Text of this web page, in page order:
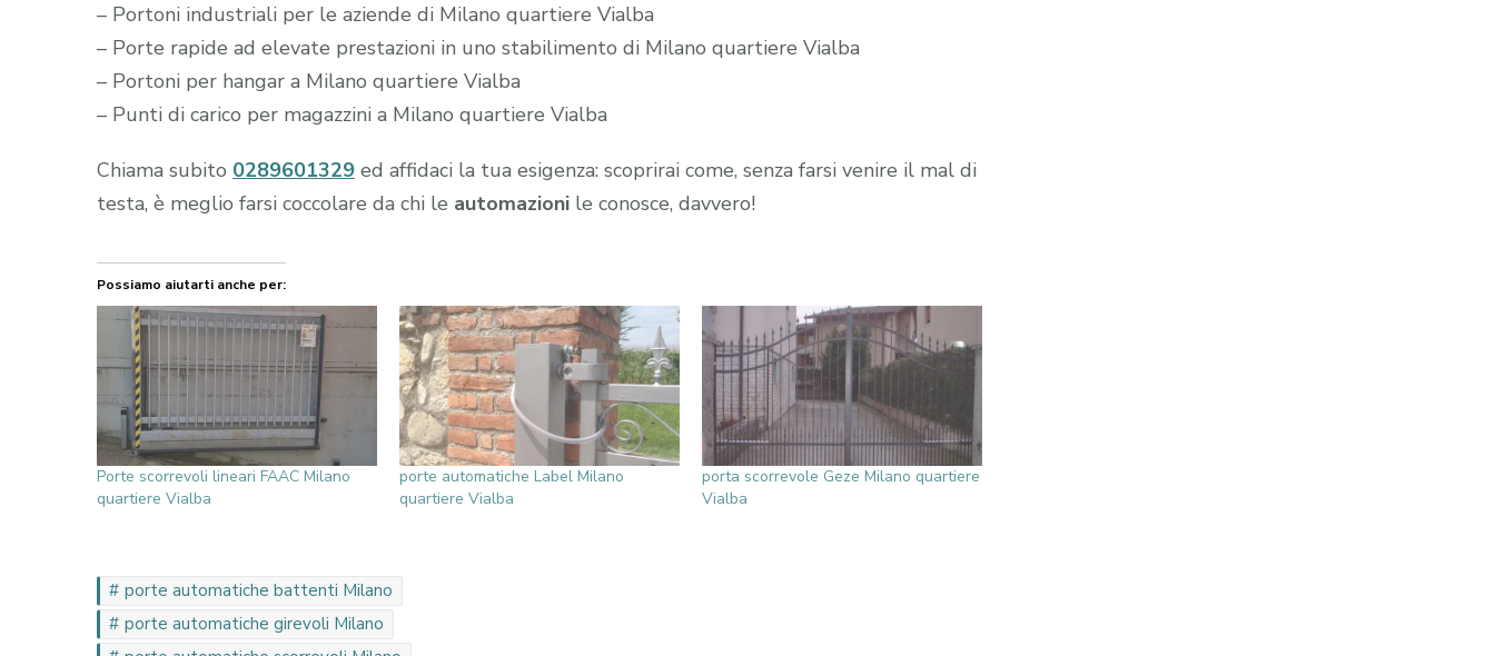
– Portoni industriali per le aziende di Milano quartiere Vialba
– Porte rapide ad elevate prestazioni in uno stabilimento di Milano quartiere Vialba
– Portoni per hangar a Milano quartiere Vialba
– Punti di carico per magazzini a Milano quartiere Vialba
Chiama subito 0289601329 ed affidaci la tua esigenza: scoprirai come, senza farsi venire il mal di
testa, è meglio farsi coccolare da chi le automazioni le conosce, davvero!
Possiamo aiutarti anche per:
Porte scorrevoli lineari FAAC Milano
quartiere Vialba
porte automatiche Label Milano
quartiere Vialba
porta scorrevole Geze Milano quartiere
Vialba
porte automatiche battenti Milano
porte automatiche girevoli Milano